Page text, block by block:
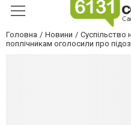
Головна Новини Суспільство
поплічникам оголосили про